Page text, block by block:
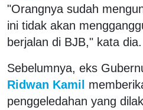
"Orangnya sudah
ini tidak akan
berjalan di BJB," kata dia.
Sebelumnya, eks
Ridwan Kamil
penggeledahan yang